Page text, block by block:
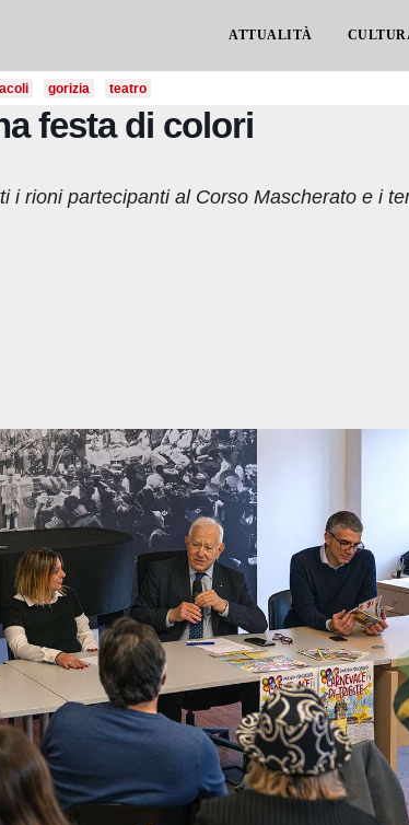
ATTUALITÀ
gorizia teatro
festa di colori
i rioni partecipanti al Corso Mascherato e i